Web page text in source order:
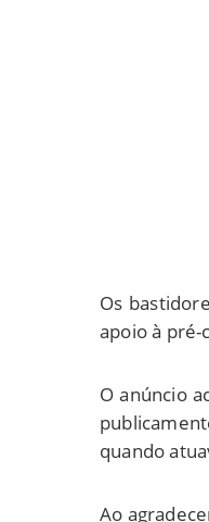
Os
apoio à
O anúncio
quando
Ao